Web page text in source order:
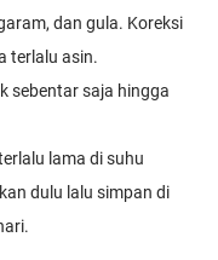
dan gula. Koreksi
terlalu asin.
sebentar saja hingga
lama di suhu
dulu lalu simpan di